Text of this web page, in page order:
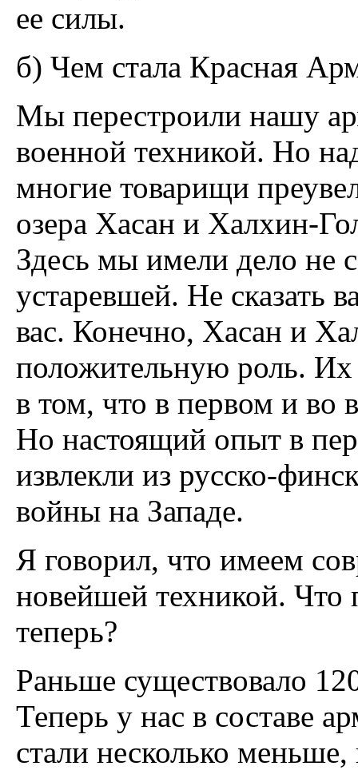
ее силы.
б) Чем стала Красная
Мы перестроили нашу
военной техникой. Но
многие товарищи
озера Хасан и Халхин-
Здесь мы имели дело не
устаревшей. Не сказать
вас. Конечно, Хасан и
положительную роль. Их
в том, что в первом и во
Но настоящий опыт в
извлекли из русско-
войны на Западе.
Я говорил, что имеем
новейшей техникой. Что
теперь?
Раньше существовало
Теперь у нас в составе
стали несколько